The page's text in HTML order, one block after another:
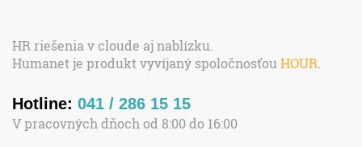
HR riešenia v cloude aj nablízku.
Humanet je produkt vyvíjaný spoločnosťou HOUR.
Hotline: 041 / 286 15 15
V pracovných dňoch od 8:00 do 16:00